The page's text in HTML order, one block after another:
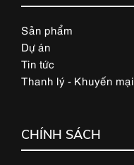
Sản phẩm
Dự án
Tin tức
Thanh lý - Khuyến mại
CHÍNH SÁCH